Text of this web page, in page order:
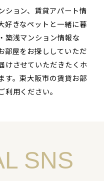
ション、賃貸アパート情
好きなペットと一緒に暮
築浅マンション情報な
部屋をお探ししていただ
けさせていただきたくホ
す。東大阪市の賃貸お部
用ください。
SNS